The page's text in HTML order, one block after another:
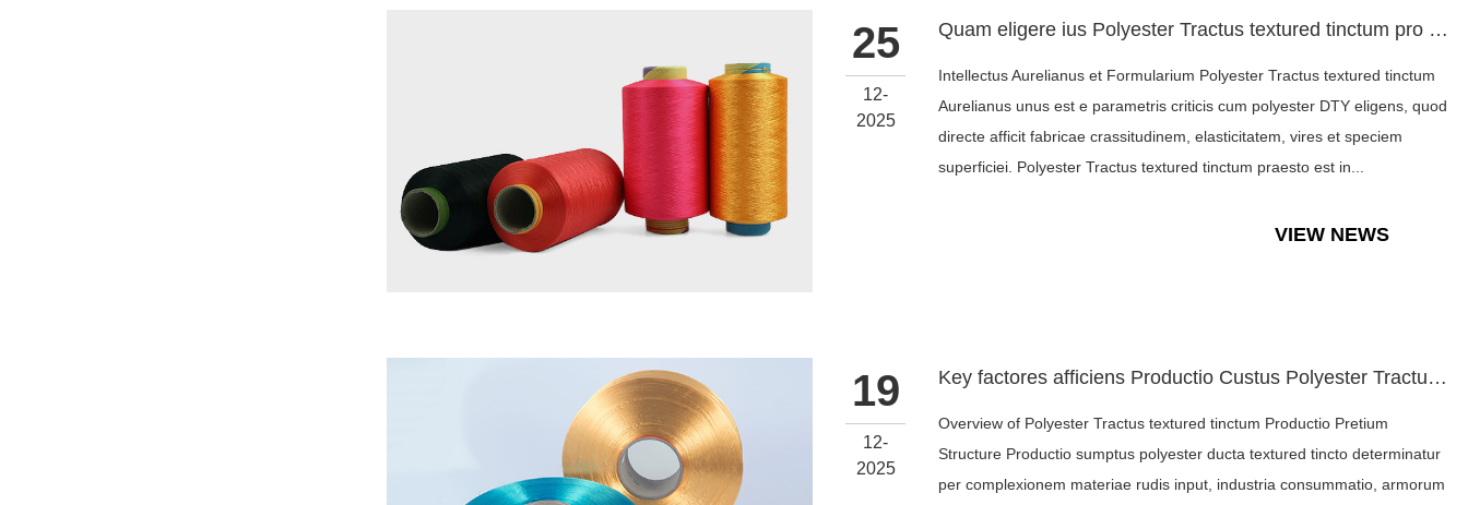
25
12-
2025
Quam eligere ius Polyester Tractus textured tinctum pro dive...
Intellectus Aurelianus et Formularium Polyester Tractus textured tinctum
Aurelianus unus est e parametris criticis cum polyester DTY eligens, quod
directe afficit fabricae crassitudinem, elasticitatem, vires et speciem
superficiei. Polyester Tractus textured tinctum praesto est in...
VIEW NEWS
19
12-
2025
Key factores afficiens Productio Custus Polyester Tractus te...
Overview of Polyester Tractus textured tinctum Productio Pretium
Structure Productio sumptus polyester ducta textured tincto determinatur
per complexionem materiae rudis input, industria consummatio, armorum